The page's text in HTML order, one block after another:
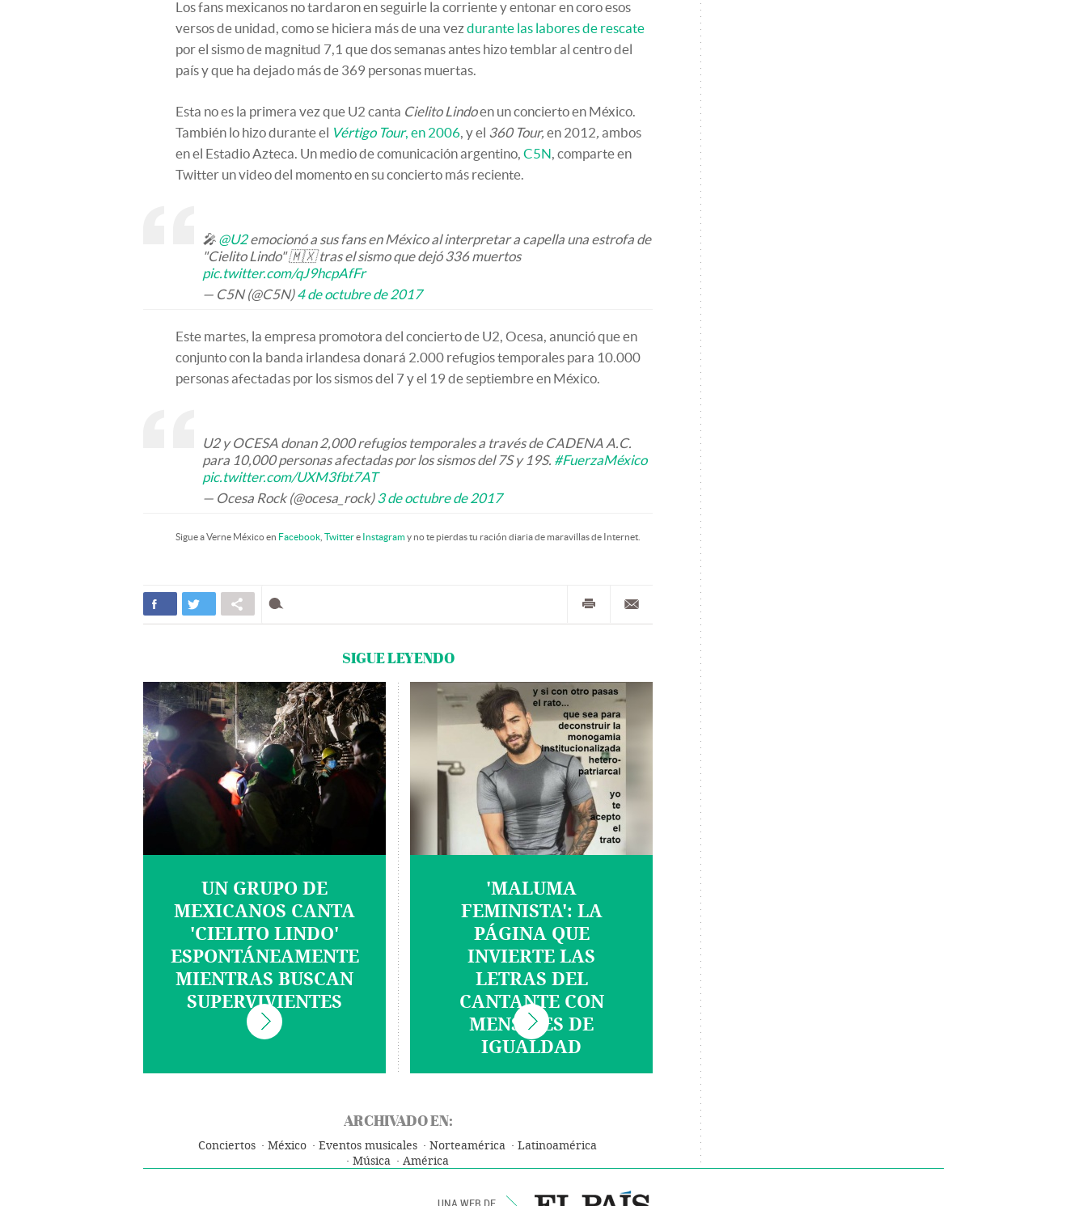
Los fans mexicanos no tardaron en seguirle la corriente y entonar en coro esos
versos de unidad, como se hiciera más de una vezdurante las labores de rescate
por el sismo de magnitud 7,1 que dos semanas antes hizo temblar al centro del
país y que ha dejado más de 369 personas muertas.
Esta no es la primera vez que U2 canta Cielito Lindoen un concierto en México.
También lo hizo durante el Vértigo Tour, en 2006, y el 360 Tour, en 2012, ambos
en el Estadio Azteca. Un medio de comunicación argentino, C5N, comparte en
Twitter un video del momento en su concierto más reciente.
🎤 @U2emocionó a sus fans en México al interpretar a capella una estrofa de
"Cielito Lindo" 🇲🇽 tras el sismo que dejó 336 muertos
pic.twitter.com/qJ9hcpAfFr
— C5N (@C5N)4 de octubre de 2017
Este martes, la empresa promotora del concierto de U2, Ocesa, anunció que en
conjunto con la banda irlandesa donará 2.000 refugios temporales para 10.000
personas afectadas por los sismos del 7 y el 19 de septiembre en México.
U2 y OCESA donan 2,000 refugios temporales a través de CADENA A.C.
para 10,000 personas afectadas por los sismos del 7S y 19S. #FuerzaMéxico
pic.twitter.com/UXM3fbt7AT
— Ocesa Rock (@ocesa_rock)3 de octubre de 2017
Sigue a Verne México en Facebook Twittere Instagramy no te pierdas tu ración diaria de maravillas de Internet.
SIGUE LEYENDO
UN GRUPO DE
MEXICANOS CANTA
'CIELITO LINDO'
ESPONTÁNEAMENTE
MIENTRAS BUSCAN
SUPERVIVIENTES
'MALUMA
FEMINISTA': LA
PÁGINA QUE
INVIERTE LAS
LETRAS DEL
CANTANTE CON
MENSAJES DE
IGUALDAD
ARCHIVADO EN:
Conciertos México Eventos musicales Norteamérica
Latinoamérica
Música
América